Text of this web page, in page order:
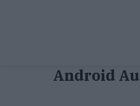
Android